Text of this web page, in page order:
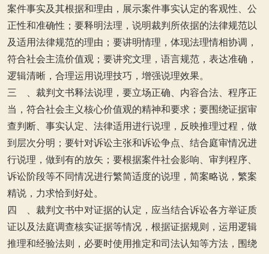
案件事实及其根据和理由，展示案件事实认定的客观性、公
正性和准确性；要释明法理，说明裁判所依据的法律规范以
及适用法律规范的理由；要讲明情理，体现法理情相协调，
符合社会主流价值观；要讲究文理，语言规范，表达准确，
逻辑清晰，合理运用说理技巧，增强说理效果。
三 、裁判文书释法说理，要立场正确、内容合法、程序正
当，符合社会主义核心价值观的精神和要求；要围绕证据审
查判断、事实认定、法律适用进行说理，反映推理过程，做
到层次分明；要针对诉讼主张和诉讼争点、结合庭审情况进
行说理，做到有的放矢；要根据案件社会影响、审判程序、
诉讼阶段等不同情况进行繁简适度的说理，简案略说，繁案
精说，力求恰到好处。
四 、裁判文书中对证据的认定，应当结合诉讼各方举证质
证以及法庭调查核实证据等情况，根据证据规则，运用逻辑
推理和经验法则，必要时使用推定和司法认知等方法，围绕